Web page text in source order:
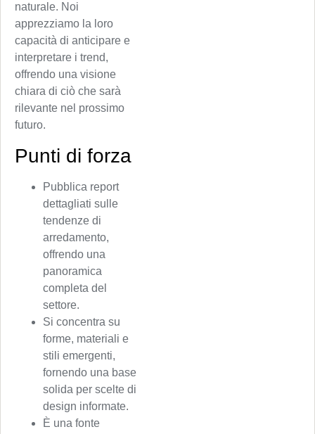
naturale. Noi
apprezziamo la loro
capacità di anticipare e
interpretare i trend,
offrendo una visione
chiara di ciò che sarà
rilevante nel prossimo
futuro.
Punti di forza
Pubblica report
dettagliati sulle
tendenze di
arredamento,
offrendo una
panoramica
completa del
settore.
Si concentra su
forme, materiali e
stili emergenti,
fornendo una base
solida per scelte di
design informate.
È una fonte